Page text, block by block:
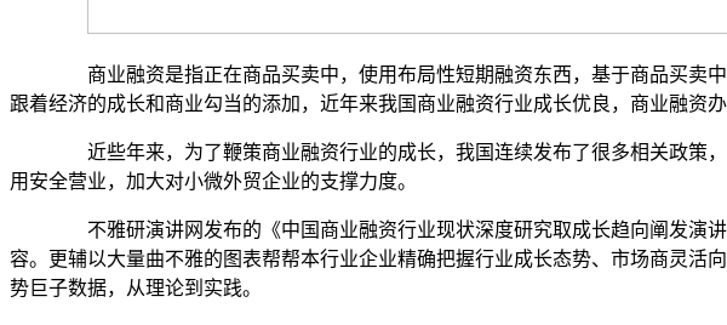
商业融资是指正在商品买卖中，使用布局性短期融资东西，基于商品买卖中
跟着经济的成长和商业勾当的添加，近年来我国商业融资行业成长优良，商业融资办
近些年来，为了鞭策商业融资行业的成长，我国连续发布了很多相关政策，
用安全营业，加大对小微外贸企业的支撑力度。
不雅研演讲网发布的《中国商业融资行业现状深度研究取成长趋向阐发演讲
容。更辅以大量曲不雅的图表帮帮本行业企业精确把握行业成长态势、市场商灵
势巨子数据，从理论到实践。